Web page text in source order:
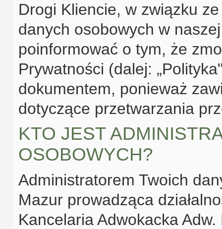
Drogi Kliencie, w związku
danych osobowych w
poinformować o tym, że
Prywatności (dalej:
dokumentem, ponieważ
dotyczące przetwarzania
KTO JEST
OSOBOWYCH?
Administratorem Twoich
Mazur prowadząca
Kancelaria Adwokacka